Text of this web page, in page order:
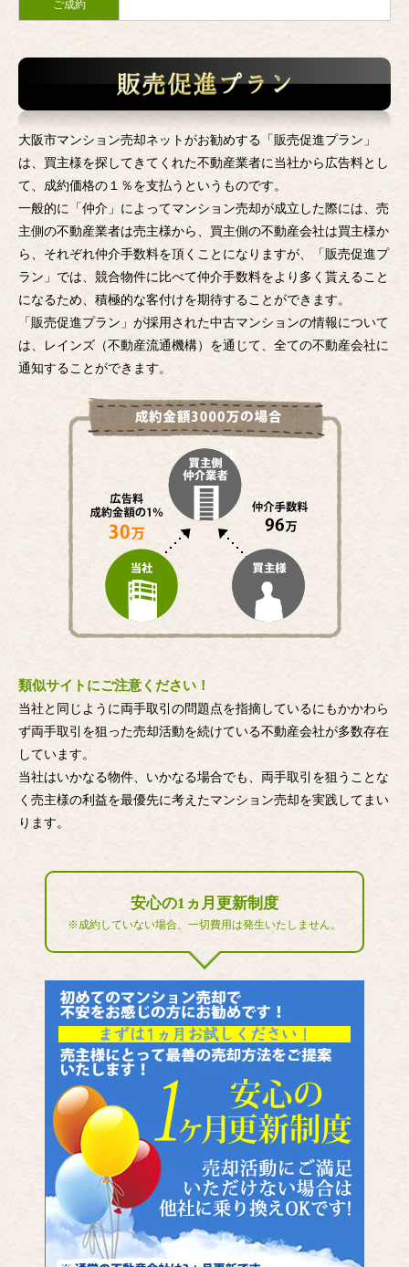
ご成約
大阪市マンション売却ネットがお勧めする「販売促進プラン」
は、買主様を探してきてくれた不動産業者に当社から広告料とし
て、成約価格の１％を支払うというものです。
一般的に「仲介」によってマンション売却が成立した際には、売
主側の不動産業者は売主様から、買主側の不動産会社は買主様か
ら、それぞれ仲介手数料を頂くことになりますが、「販売促進プ
ラン」では、競合物件に比べて仲介手数料をより多く貰えること
になるため、積極的な客付けを期待することができます。
「販売促進プラン」が採用された中古マンションの情報について
は、レインズ（不動産流通機構）を通じて、全ての不動産会社に
通知することができます。
類似サイトにご注意ください！
当社と同じように両手取引の問題点を指摘しているにもかかわら
ず両手取引を狙った売却活動を続けている不動産会社が多数存在
しています。
当社はいかなる物件、いかなる場合でも、両手取引を狙うことな
く売主様の利益を最優先に考えたマンション売却を実践してまい
ります。
安心の1ヵ月更新制度
※成約していない場合、一切費用は発生いたしません。